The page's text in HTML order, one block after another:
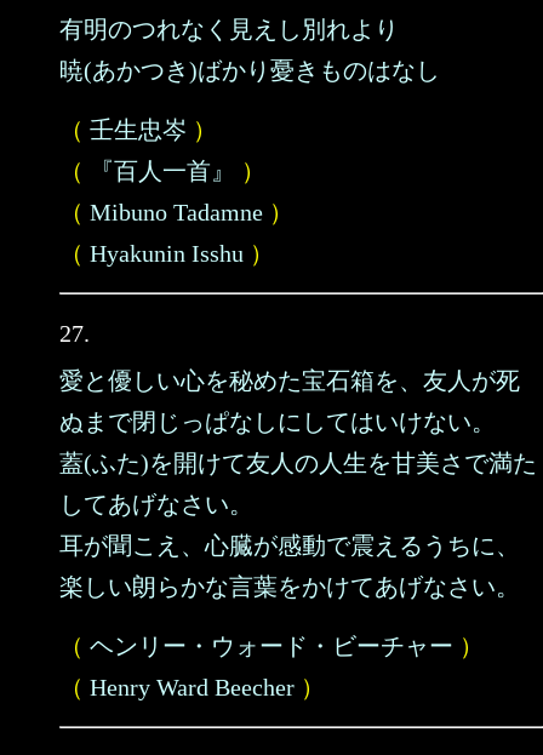
有明のつれなく見えし別れより
暁(あかつき)ばかり憂きものはなし
（ 壬生忠岑 ）
（
『百人一首』
）
（ Mibuno Tadamne ）
（ Hyakunin Isshu ）
27.
愛と優しい心を秘めた宝石箱を、友人が死
ぬまで閉じっぱなしにしてはいけない。
蓋(ふた)を開けて友人の人生を甘美さで満た
してあげなさい。
耳が聞こえ、心臓が感動で震えるうちに、
楽しい朗らかな言葉をかけてあげなさい。
（ ヘンリー・ウォード・ビーチャー ）
（ Henry Ward Beecher ）